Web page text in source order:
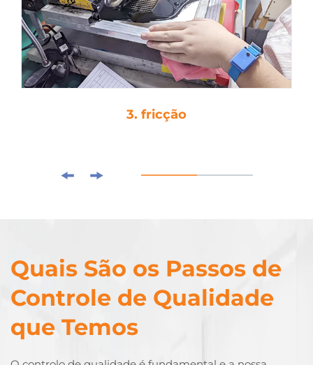
3. fricção
Quais São os Passos de
Controle de Qualidade
que Temos